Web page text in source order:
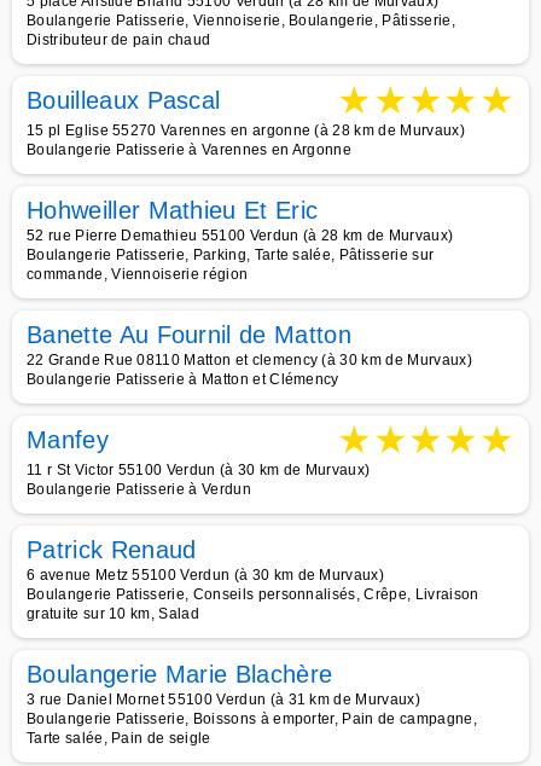
Boulangerie Patisserie, Viennoiserie, Boulangerie, Pâtisserie,
Distributeur de pain chaud
Bouilleaux Pascal ★★★★★
15 pl Eglise 55270 Varennes en argonne (à 28 km de Murvaux)
Boulangerie Patisserie à Varennes en Argonne
Hohweiller Mathieu Et Eric
52 rue Pierre Demathieu 55100 Verdun (à 28 km de Murvaux)
Boulangerie Patisserie, Parking, Tarte salée, Pâtisserie sur
commande, Viennoiserie région
Banette Au Fournil de Matton
22 Grande Rue 08110 Matton et clemency (à 30 km de Murvaux)
Boulangerie Patisserie à Matton et Clémency
Manfey ★★★★★
11 r St Victor 55100 Verdun (à 30 km de Murvaux)
Boulangerie Patisserie à Verdun
Patrick Renaud
6 avenue Metz 55100 Verdun (à 30 km de Murvaux)
Boulangerie Patisserie, Conseils personnalisés, Crêpe, Livraison
gratuite sur 10 km, Salad
Boulangerie Marie Blachère
3 rue Daniel Mornet 55100 Verdun (à 31 km de Murvaux)
Boulangerie Patisserie, Boissons à emporter, Pain de campagne,
Tarte salée, Pain de seigle